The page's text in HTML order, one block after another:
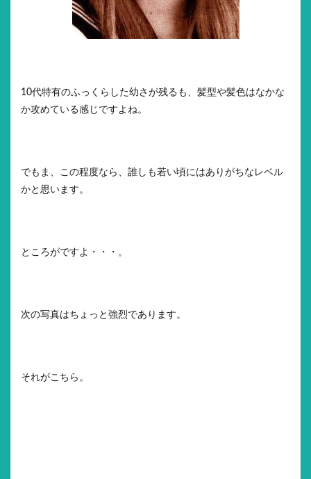
10代特有のふっくらした幼さが残るも、髪型や髪色はなかな
か攻めている感じですよね。
でもま、この程度なら、誰しも若い頃にはありがちなレベル
かと思います。
ところがですよ・・・。
次の写真はちょっと強烈であります。
それがこちら。